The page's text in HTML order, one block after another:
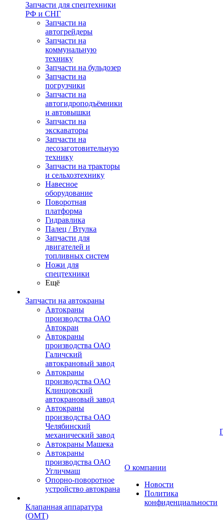
Запчасти для спецтехники
РФ и СНГ
Запчасти на
автогрейдеры
Запчасти на
коммунальную
технику
Запчасти на бульдозер
Запчасти на
погрузчики
Запчасти на
автогидроподъёмники
и автовышки
Запчасти на
экскаваторы
Запчасти на
лесозаготовительную
технику
Запчасти на тракторы
и сельхозтехнику
Навесное
оборудование
Поворотная
платформа
Гидравлика
Палец / Втулка
Запчасти для
двигателей и
топливных систем
Ножи для
спецтехники
Ещё
Запчасти на автокраны
Автокраны
производства ОАО
Автокран
Автокраны
производства ОАО
Галичский
автокрановый завод
Автокраны
производства ОАО
Клинцовский
автокрановый завод
Автокраны
производства ОАО
Челябинский
механический завод
Автокраны Машека
Автокраны
производства ОАО
Угличмаш
Опорно-поворотное
устройство автокрана
Клапанная аппаратура
(OMT)
О компании
Новости
Политика
конфиденциальности